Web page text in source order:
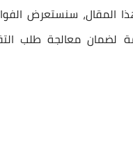
سنستعرض الفوائد
لضمان معالجة طلب